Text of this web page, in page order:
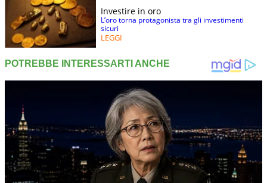
Investire in oro
L’oro torna protagonista tra gli investimenti
sicuri
LEGGI